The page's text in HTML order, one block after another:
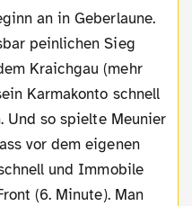
peinlichen Sieg
Kraichgau (mehr
Karmakonto schnell
Und so spielte Meunier
vor dem eigenen
und Immobile
(6. Minute). Man